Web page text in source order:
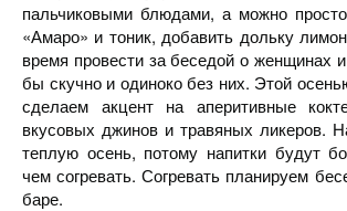
пальчиковыми блюдами, а можно
«Амаро» и тоник, добавить дольку
время провести за беседой о женщинах
бы скучно и одиноко без них. Этой
сделаем акцент на аперитивные
вкусовых джинов и травяных ликеров.
теплую осень, потому напитки будут
чем согревать. Согревать планируем
баре.